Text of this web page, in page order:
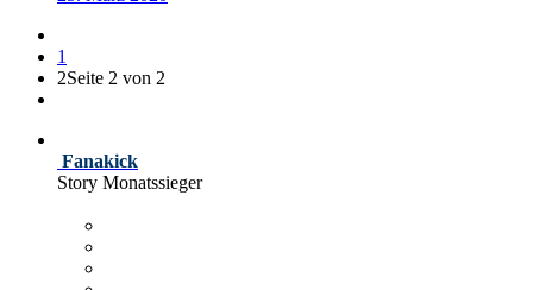
1
2Seite 2 von 2
Fanakick
Story Monatssieger